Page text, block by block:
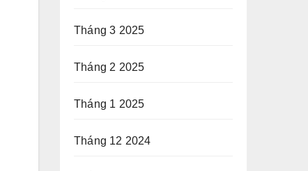
Tháng 3 2025
Tháng 2 2025
Tháng 1 2025
Tháng 12 2024